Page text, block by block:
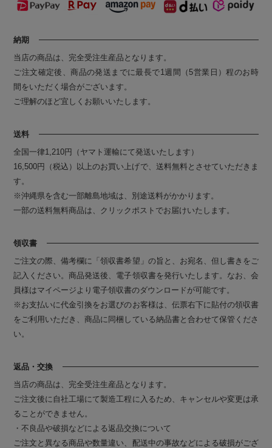
納期
当店の商品は、完全受注生産品となります。
ご注文確定後、商品の発送までに最長で1週間（5営業日）程のお時
間をいただく場合がございます。
ご理解のほど宜しくお願いいたします。
送料
全国一律1,210円（ヤマト運輸にて発送いたします）
16,500円（税込）以上のお買い上げで、送料無料とさせていただきま
す。
※沖縄県を含む一部離島地域は、別途送料がかかります。
一部の送料無料商品は、クリックポストでお届けいたします。
領収書
ご注文の際、備考欄に「領収書希望」の旨と、お宛名、但し書きをご
記入ください。商品発送後、電子領収書を発行いたします。なお、会
員様はマイページより電子領収書のダウンロードが可能です。
※お支払いに代金引換をお選びのお客様は、伝票右下に貼付の領収書
をご利用いただき、商品に同梱している納品書と合わせて保管くださ
い。
返品・交換
当店の商品は、完全受注生産品となります。
ご注文後に自社工場にて製造工程に入るため、キャンセルや変更は承
ることができません。
・不良品や破損などによる返品交換について
ご注文と異なる商品や数量違い、配送中の事故などによる破損がござ